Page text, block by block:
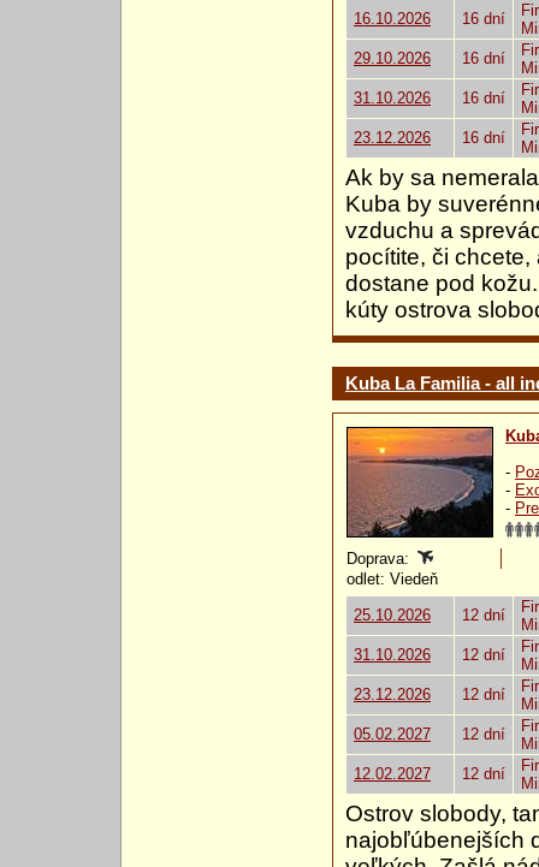
16.10.2026
16 dní
29.10.2026
16 dní
31.10.2026
16 dní
23.12.2026
16 dní
Ak by sa
Kuba by
vzduchu a
pocítite, či
dostane pod
kúty ostrova
Kuba La Familia - all
-
-
-
Doprava:
odlet: Viedeň
25.10.2026
12 dní
31.10.2026
12 dní
23.12.2026
12 dní
05.02.2027
12 dní
12.02.2027
12 dní
Ostrov slobody,
najobľúbenejších